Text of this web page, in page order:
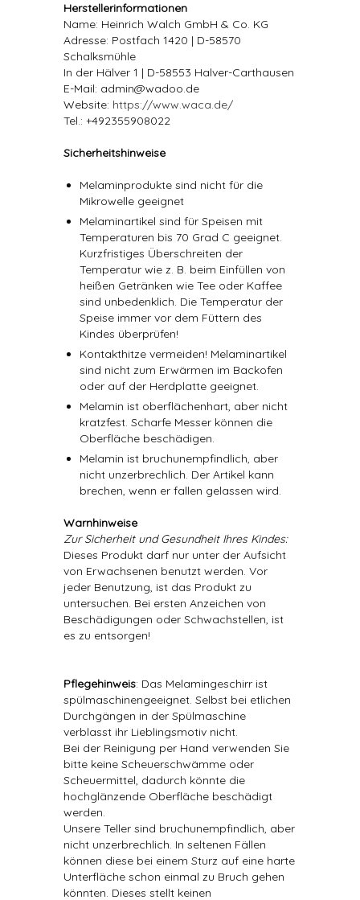
Herstellerinformationen
Name: Heinrich Walch GmbH & Co. KG
Adresse: Postfach 1420 | D-58570
Schalksmühle
In der Hälver 1 | D-58553 Halver-Carthausen
E-Mail: admin@wadoo.de
Website: https://www.waca.de/
Tel.: +492355908022
Sicherheitshinweise
Melaminprodukte sind nicht für die
Mikrowelle geeignet
Melaminartikel sind für Speisen mit
Temperaturen bis 70 Grad C geeignet.
Kurzfristiges Überschreiten der
Temperatur wie z. B. beim Einfüllen von
heißen Getränken wie Tee oder Kaffee
sind unbedenklich. Die Temperatur der
Speise immer vor dem Füttern des
Kindes überprüfen!
Kontakthitze vermeiden! Melaminartikel
sind nicht zum Erwärmen im Backofen
oder auf der Herdplatte geeignet.
Melamin ist oberflächenhart, aber nicht
kratzfest. Scharfe Messer können die
Oberfläche beschädigen.
Melamin ist bruchunempfindlich, aber
nicht unzerbrechlich. Der Artikel kann
brechen, wenn er fallen gelassen wird.
Warnhinweise
Zur Sicherheit und Gesundheit Ihres Kindes:
Dieses Produkt darf nur unter der Aufsicht
von Erwachsenen benutzt werden. Vor
jeder Benutzung, ist das Produkt zu
untersuchen. Bei ersten Anzeichen von
Beschädigungen oder Schwachstellen, ist
es zu entsorgen!
Pflegehinweis: Das Melamingeschirr ist
spülmaschinengeeignet. Selbst bei etlichen
Durchgängen in der Spülmaschine
verblasst ihr Lieblingsmotiv nicht.
Bei der Reinigung per Hand verwenden Sie
bitte keine Scheuerschwämme oder
Scheuermittel, dadurch könnte die
hochglänzende Oberfläche beschädigt
werden.
Unsere Teller sind bruchunempfindlich, aber
nicht unzerbrechlich. In seltenen Fällen
können diese bei einem Sturz auf eine harte
Unterfläche schon einmal zu Bruch gehen
könnten. Dieses stellt keinen